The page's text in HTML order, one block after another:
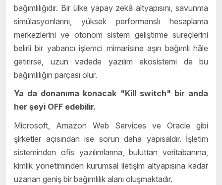
bağımlılığıdır. Bir ülke yapay zekâ altyapısını, savunma
simülasyonlarını, yüksek performanslı hesaplama
merkezlerini ve otonom sistem geliştirme süreçlerini
belirli bir yabancı işlemci mimarisine aşırı bağımlı hâle
getirirse, uzun vadede yazılım ekosistemi de bu
bağımlılığın parçası olur.
Ya da donanıma konacak "Kill switch" bir anda
her şeyi OFF edebilir.
Microsoft, Amazon Web Services ve Oracle gibi
şirketler açısından ise sorun daha yapısaldır. İşletim
sisteminden ofis yazılımlarına, buluttan veritabanına,
kimlik yönetiminden kurumsal iletişim altyapısına kadar
uzanan geniş bir bağımlılık alanı oluşmaktadır.